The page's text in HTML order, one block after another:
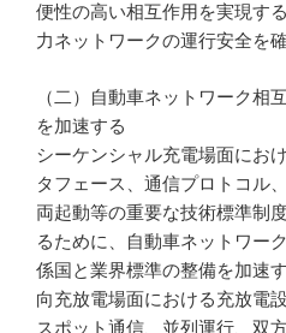
便性の高い相互作用を実現す
力ネットワークの運行安全を確
（二）自動車ネットワーク相
を加速する
シーケンシャル充電場面にお
タフェース、通信プロトコル
両起動等の重要な技術標準制
るために、自動車ネットワー
係国と業界標準の整備を加速
向充放電場面における充放電
スポット通信、並列運行、双